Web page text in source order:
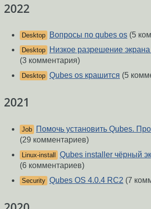
2022
Desktop Вопросы по qubes os (5
Desktop
Низкое разрешение
(3 комментария)
Desktop Qubes os крашится (5
2021
Job
Помочь установить Qubes.
(29 комментариев)
Linux-install Qubes installer чёрный
(6 комментариев)
Security Qubes OS 4.0.4 RC2 (7